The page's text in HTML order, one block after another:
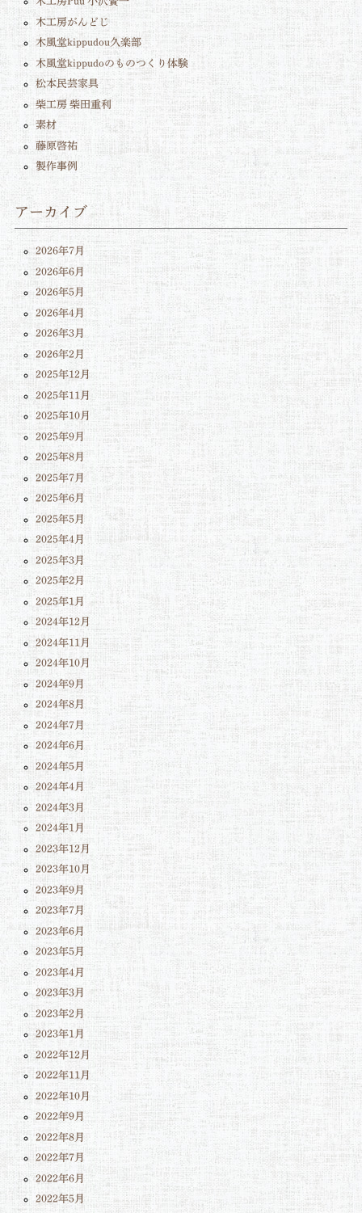
木工房がんどじ
木風堂kippudou久楽部
木風堂kippudoのものつくり体験
松本民芸家具
柴工房 柴田重利
素材
藤原啓祐
製作事例
アーカイブ
2026年7月
2026年6月
2026年5月
2026年4月
2026年3月
2026年2月
2025年12月
2025年11月
2025年10月
2025年9月
2025年8月
2025年7月
2025年6月
2025年5月
2025年4月
2025年3月
2025年2月
2025年1月
2024年12月
2024年11月
2024年10月
2024年9月
2024年8月
2024年7月
2024年6月
2024年5月
2024年4月
2024年3月
2024年1月
2023年12月
2023年10月
2023年9月
2023年7月
2023年6月
2023年5月
2023年4月
2023年3月
2023年2月
2023年1月
2022年12月
2022年11月
2022年10月
2022年9月
2022年8月
2022年7月
2022年6月
2022年5月